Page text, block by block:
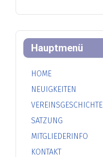
Hauptmenü
HOME
NEUIGKEITEN
VEREINSGESCHICHTE
SATZUNG
MITGLIEDERINFO
KONTAKT